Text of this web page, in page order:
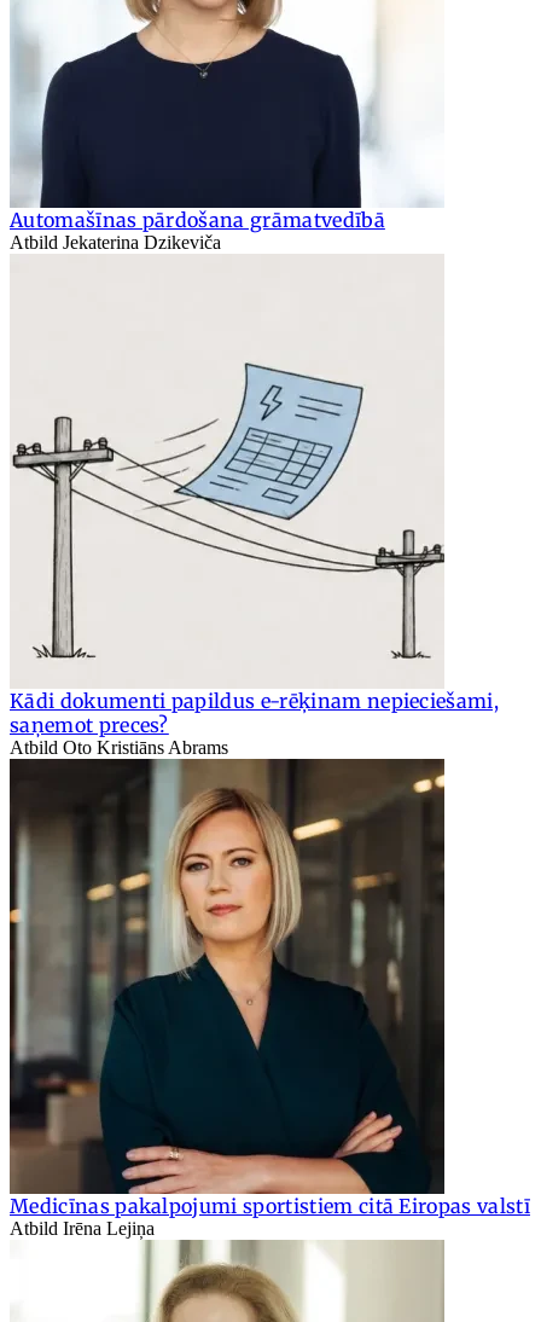
Automašīnas pārdošana grāmatvedībā
Atbild Jekaterina Dzikeviča
Kādi dokumenti papildus e-rēķinam nepieciešami,
saņemot preces?
Atbild Oto Kristiāns Abrams
Medicīnas pakalpojumi sportistiem citā Eiropas valstī
Atbild Irēna Lejiņa